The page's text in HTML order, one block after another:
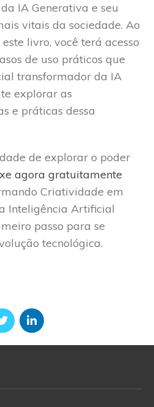
IA Generativa e seu
vitais da sociedade. Ao
livro, você terá acesso
de uso práticos que
transformador da IA
explorar as
e práticas dessa
de explorar o poder
agora gratuitamente
Criatividade em
Inteligência Artificial
passo para se
tecnológica.